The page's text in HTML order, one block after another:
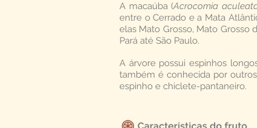
A macaúba (Acrocomia
entre o Cerrado e a Mata
elas Mato Grosso, Mato
Pará até São Paulo.
A árvore possui espinhos
também é conhecida por
espinho e chiclete-pantaneiro.